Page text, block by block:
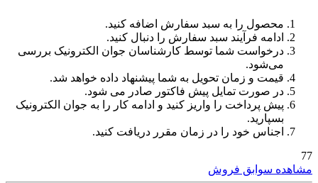
محصول را به سبد سفارش اضافه کنید.
ادامه فرآیند سبد سفارش را دنبال کنید.
درخواست شما توسط کارشناسان جوان الکترونیک بررسی
می‌شود.
قیمت و زمان تحویل به شما پیشنهاد داده خواهد شد.
در صورت تمایل پیش فاکتور صادر می شود.
پیش پرداخت را واریز کنید و ادامه کار را به جوان الکترونیک
بسپارید.
اجناس خود را در زمان مقرر دریافت کنید.
سوابق فروش